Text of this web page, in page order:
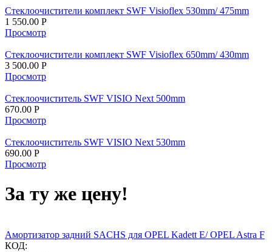
Стеклоочистители комплект SWF Visioflex 530mm/ 475mm
1 550.00 Р
Просмотр
Стеклоочистители комплект SWF Visioflex 650mm/ 430mm
3 500.00 Р
Просмотр
Стеклоочиститель SWF VISIO Next 500mm
670.00 Р
Просмотр
Стеклоочиститель SWF VISIO Next 530mm
690.00 Р
Просмотр
За ту же цену!
Амортизатор задний SACHS для OPEL Kadett E/ OPEL Astra F
КОД: